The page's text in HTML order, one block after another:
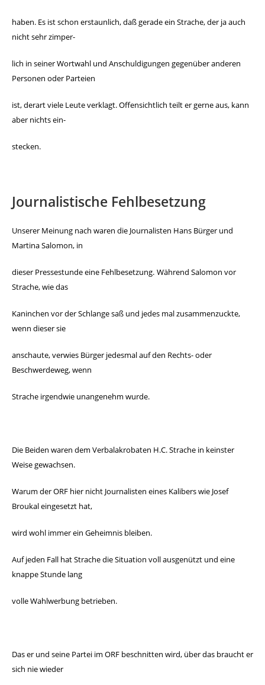
haben. Es ist schon erstaunlich, daß gerade ein Strache, der ja auch
nichtsehr zimper-
lich in seiner Wortwahl und Anschuldigungen gegenüberanderen
Personen oder Parteien
ist, derart viele Leute verklagt.Offensichtlich teilt er gerne aus, kann
aber nichts ein-
stecken.
Journalistische Fehlbesetzung
Unserer Meinung nach waren die Journalisten Hans Bürger und
MartinaSalomon, in
dieser Pressestunde eine Fehlbesetzung. Während Salomon vor
Strache, wie das
Kaninchen vor der Schlange saß und jedes mal zusammenzuckte,
wenn dieser sie
anschaute, verwies Bürger jedesmal auf den Rechts- oder
Beschwerdeweg, wenn
Strache irgendwie unangenehm wurde.
Die Beiden waren dem Verbalakrobaten H.C. Strache in keinster
Weise gewachsen.
Warum der ORF hier nicht Journalisten eines Kalibers wie Josef
Broukal eingesetzt hat,
wird wohl immer ein Geheimnis bleiben.
Auf jeden Fall hat Strache die Situation voll ausgenützt und eine
knappe Stunde lang
volle Wahlwerbung betrieben.
Das er und seine Partei im ORF beschnitten wird, über das braucht er
sich nie wieder